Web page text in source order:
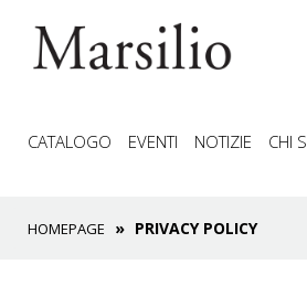
CATALOGO EVENTI NOTIZIE CHI
HOMEPAGE PRIVACY POLICY